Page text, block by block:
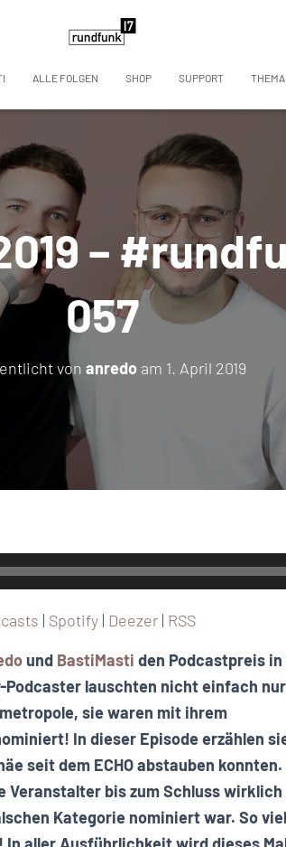
ALLE FOLGEN SHOP SUPPORT
–
057
von anredo am 1. April 2019
| Spotify | Deezer | RSS
und BastiMasti den Podcastpreis in
lauschten nicht einfach
sie waren mit ihrem
In dieser Episode erzählen
seit dem ECHO abstauben
Veranstalter bis zum Schluss
Kategorie nominiert war. So